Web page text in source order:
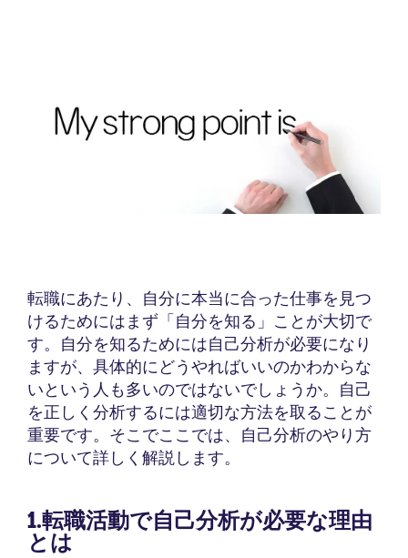
転職にあたり、自分に本当に合った仕事を見つ
けるためにはまず「自分を知る」ことが大切で
す。自分を知るためには自己分析が必要になり
ますが、具体的にどうやればいいのかわからな
いという人も多いのではないでしょうか。自己
を正しく分析するには適切な方法を取ることが
重要です。そこでここでは、自己分析のやり方
について詳しく解説します。
1.転職活動で自己分析が必要な理由
とは